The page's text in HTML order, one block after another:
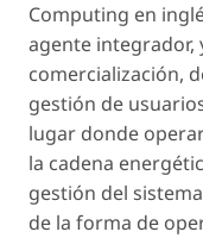
Computing en
agente integrador,
comercialización,
gestión de
lugar donde
la cadena
gestión del
de la forma de